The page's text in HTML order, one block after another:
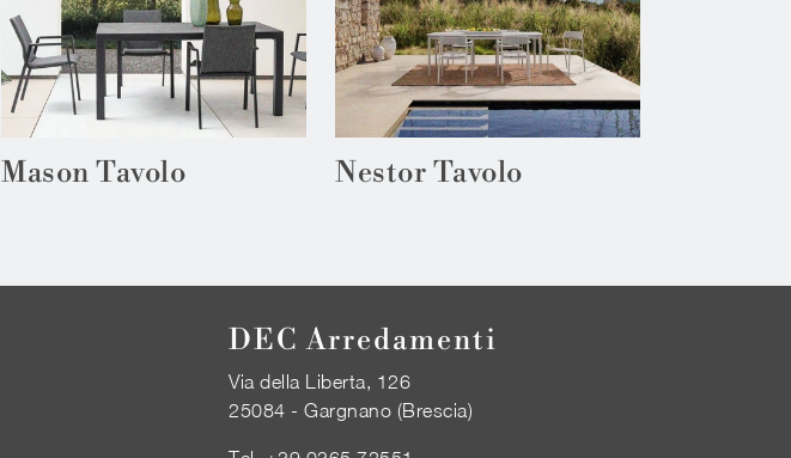
Mason Tavolo Nestor Tavolo
DEC Arredamenti
Via della Liberta, 126
25084 - Gargnano (Brescia)